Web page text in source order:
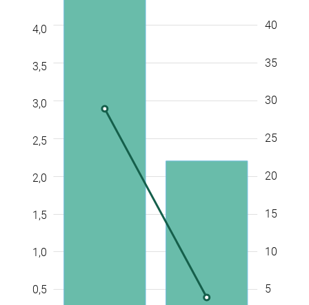
0,5
1,0
1,5
2,0
2,5
3,0
3,5
4,0
10
40
35
30
20
25
15
5